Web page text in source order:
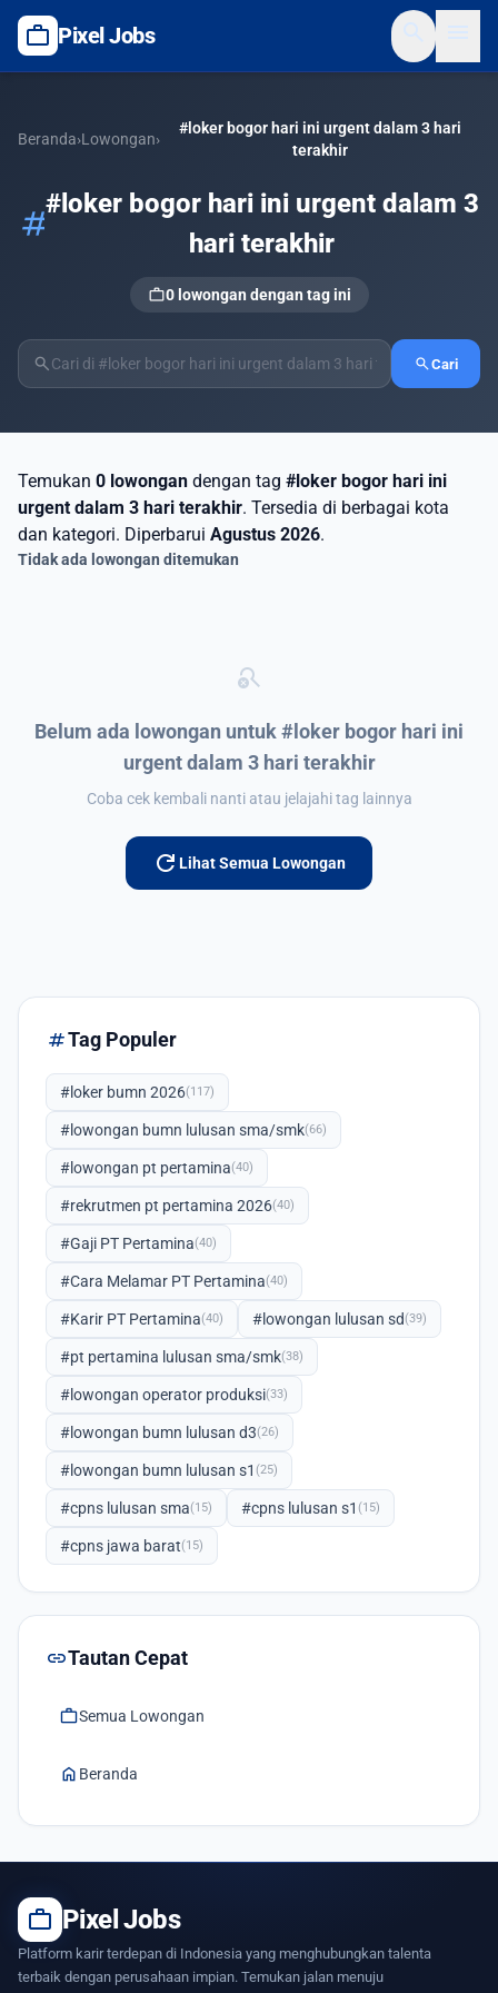
work Pixel Jobs
Beranda›Lowongan›
#loker bogor hari ini urgent dalam 3 hari
terakhir
tag#loker bogor hari ini urgent dalam 3
hari terakhir
work0 lowongan dengan tag ini
search searchCari
Temukan 0 lowongan dengan tag #loker bogor hari ini
urgent dalam 3 hari terakhir. Tersedia di berbagai kota
dan kategori. Diperbarui Agustus 2026.
Tidak ada lowongan ditemukan
search_off
Belum ada lowongan untuk #loker bogor hari ini
urgent dalam 3 hari terakhir
Coba cek kembali nanti atau jelajahi tag lainnya
refresh Lihat Semua Lowongan
tagTag Populer
#loker bumn 2026(117)
#lowongan bumn lulusan sma/smk(66)
#lowongan pt pertamina(40)
#rekrutmen pt pertamina 2026(40)
#Gaji PT Pertamina(40)
#Cara Melamar PT Pertamina(40)
#Karir PT Pertamina(40) #lowongan lulusan sd(39)
#pt pertamina lulusan sma/smk(38)
#lowongan operator produksi(33)
#lowongan bumn lulusan d3(26)
#lowongan bumn lulusan s1 (25)
#cpns lulusan sma(15) #cpns lulusan s1 (15)
#cpns jawa barat(15)
linkTautan Cepat
workSemua Lowongan
home Beranda
work Pixel Jobs
Platform karir terdepan di Indonesia yang menghubungkan talenta
terbaik dengan perusahaan impian. Temukan jalan menuju